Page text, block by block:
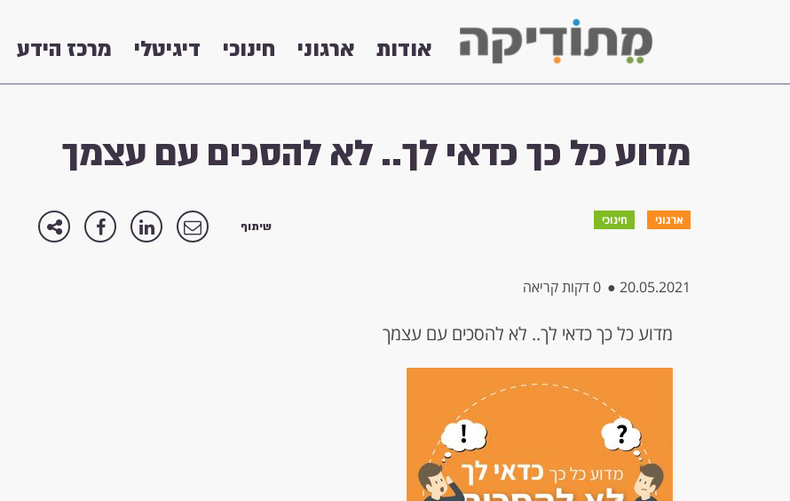
אודות ארגוני חינוכי דיגיטלי מרכז הידע
מדוע כל כך כדאי לך.. לא להסכים עם עצמך
ארגוני חינוכי שיתוף
20.05.2021
● 0 דקות קריאה
מדוע כל כך כדאי לך.. לא להסכים עם עצמך